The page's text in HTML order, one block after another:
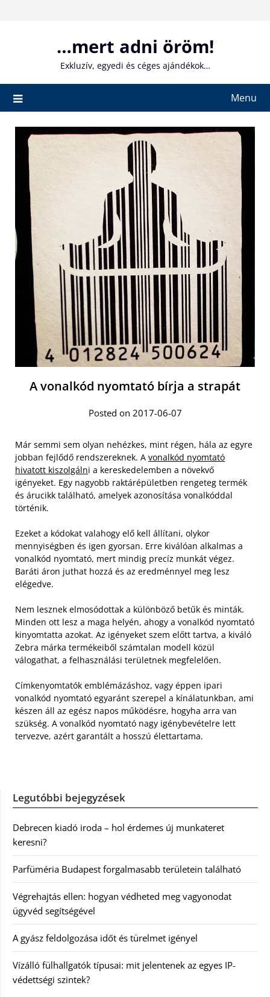
…mert adni öröm!
Exkluzív, egyedi és céges ajándékok…
Menu
A vonalkód nyomtató bírja a strapát
Posted on 2017-06-07
Már semmi sem olyan nehézkes, mint régen, hála az egyre
jobban fejlődő rendszereknek. A vonalkód nyomtató
hivatott kiszolgálni a kereskedelemben a növekvő
igényeket. Egy nagyobb raktárépületben rengeteg termék
és árucikk található, amelyek azonosítása vonalkóddal
történik.
Ezeket a kódokat valahogy elő kell állítani, olykor
mennyiségben és igen gyorsan. Erre kiválóan alkalmas a
vonalkód nyomtató, mert mindig precíz munkát végez.
Baráti áron juthat hozzá és az eredménnyel meg lesz
elégedve.
Nem lesznek elmosódottak a különböző betűk és minták.
Minden ott lesz a maga helyén, ahogy a vonalkód nyomtató
kinyomtatta azokat. Az igényeket szem előtt tartva, a kiváló
Zebra márka termékeiből számtalan modell közül
válogathat, a felhasználási területnek megfelelően.
Címkenyomtatók emblémázáshoz, vagy éppen ipari
vonalkód nyomtató egyaránt szerepel a kínálatunkban, ami
készen áll az egész napos működésre, hogyha arra van
szükség. A vonalkód nyomtató nagy igénybevételre lett
tervezve, azért garantált a hosszú élettartama.
Legutóbbi bejegyzések
Debrecen kiadó iroda – hol érdemes új munkateret
keresni?
Parfüméria Budapest forgalmasabb területein található
Végrehajtás ellen: hogyan védheted meg vagyonodat
ügyvéd segítségével
A gyász feldolgozása időt és türelmet igényel
Vízálló fülhallgatók típusai: mit jelentenek az egyes IP-
védettségi szintek?